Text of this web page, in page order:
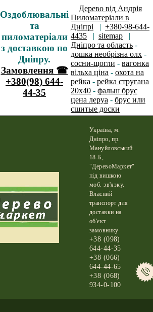
Оздоблювальні
та
пиломатеріали
з доставкою по
Дніпру.
Замовлення ☎
+380(98) 644-
44-35
Дерево від Андрія
Пиломатеріали в
Дніпрі | +380-98-644-
4435 | sitemap |
Дніпро та область -
дошка необрізна олх -
сосни-щогли - вагонка
вільха ціна - охота на
рейка - рейка стругана
20х40 - фальш брус
цена леруа - брус или
сшитые доски